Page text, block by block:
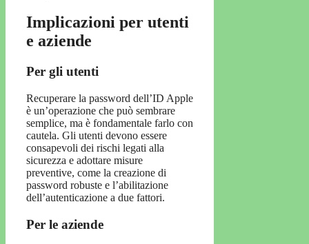
Implicazioni per utenti
e aziende
Per gli utenti
Recuperare la password dell’ID Apple
è un’operazione che può sembrare
semplice, ma è fondamentale farlo con
cautela. Gli utenti devono essere
consapevoli dei rischi legati alla
sicurezza e adottare misure
preventive, come la creazione di
password robuste e l’abilitazione
dell’autenticazione a due fattori.
Per le aziende